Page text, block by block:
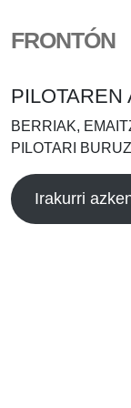
FRONTÓN
PILOTAREN
BERRIAK,
PILOTARI
Irakurri